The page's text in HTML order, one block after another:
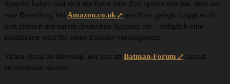
Sprache haben und sich die Fahrt zum Zoll sparen möchte, dem sei
eine Bestellung bei Amazon.co.uk
ans Herz gelegt. Loggt euch
dort einfach mit eurem deutschen Account ein – lediglich eine
Kreditkarte wird für einen Einkauf vorausgesetzt.
Vielen Dank an Henning, der uns im Batman-Forum
darauf
aufmerksam machte.